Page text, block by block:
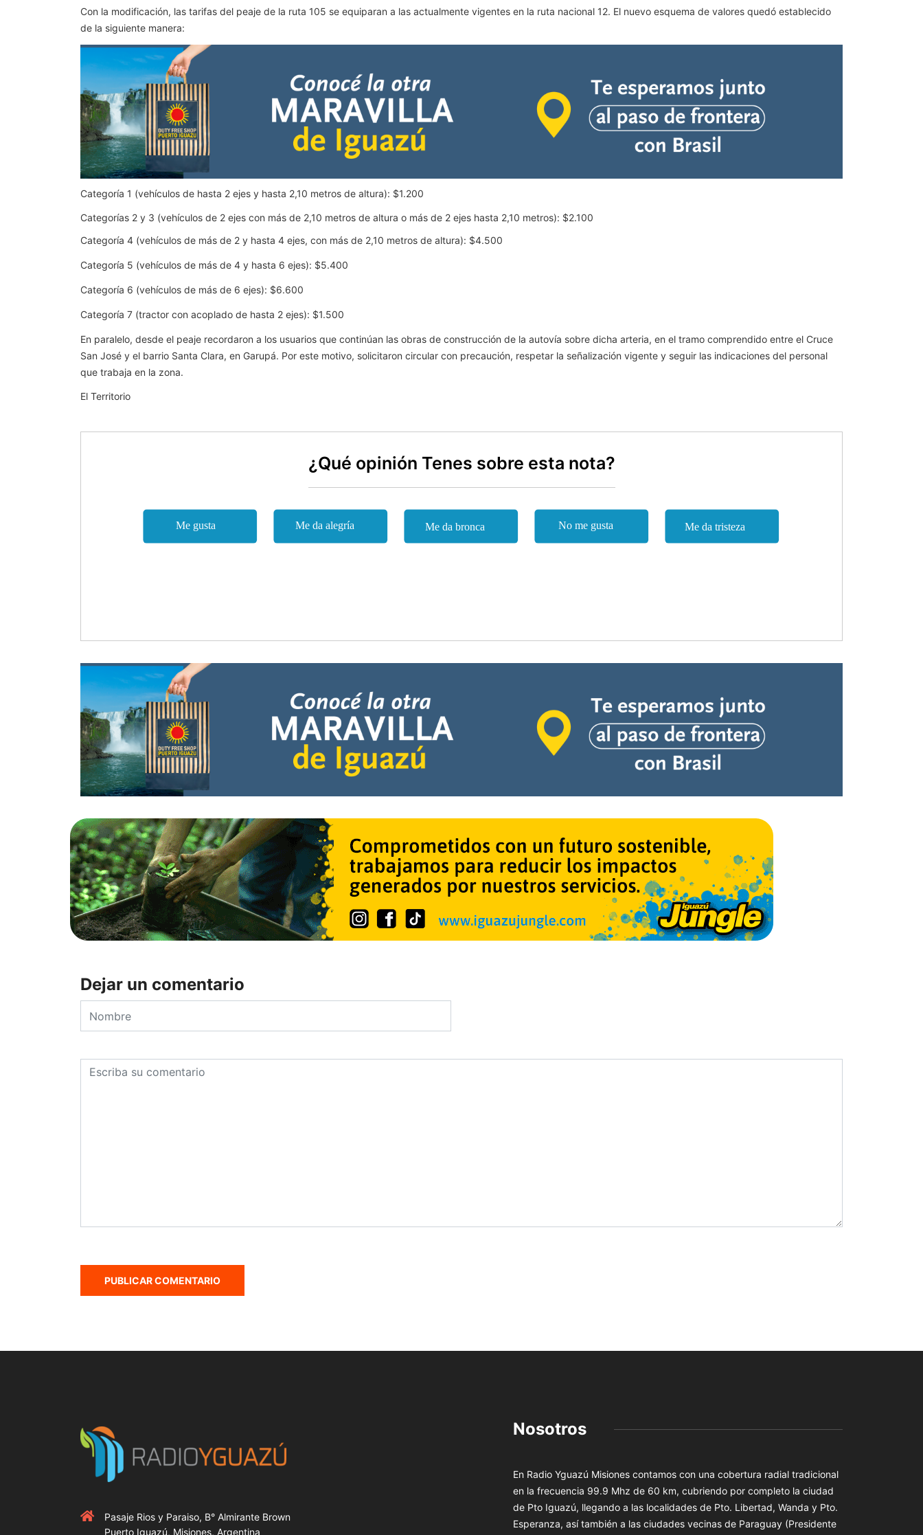
Con la modificación, las tarifas del peaje de la ruta 105 se equiparan a las actualmente vigentes en la ruta nacional 12. El nuevo esquema de valores quedó establecido
de la siguiente manera:
Categoría 1 (vehículos de hasta 2 ejes y hasta 2,10 metros de altura): $1.200
Categorías 2 y 3 (vehículos de 2 ejes con más de 2,10 metros de altura o más de 2 ejes hasta 2,10 metros): $2.100
Categoría 4 (vehículos de más de 2 y hasta 4 ejes, con más de 2,10 metros de altura): $4.500
Categoría 5 (vehículos de más de 4 y hasta 6 ejes): $5.400
Categoría 6 (vehículos de más de 6 ejes): $6.600
Categoría 7 (tractor con acoplado de hasta 2 ejes): $1.500
En paralelo, desde el peaje recordaron a los usuarios que continúan las obras de construcción de la autovía sobre dicha arteria, en el tramo comprendido entre el Cruce
San José y el barrio Santa Clara, en Garupá. Por este motivo, solicitaron circular con precaución, respetar la señalización vigente y seguir las indicaciones del personal
que trabaja en la zona.
El Territorio
¿Qué opinión Tenes sobre esta nota?
Dejar un comentario
Pasaje Rios y Paraiso, B° Almirante Brown
Puerto Iguazú, Misiones, Argentina
Nosotros
En Radio Yguazú Misiones contamos con una cobertura radial tradicional
en la frecuencia 99.9 Mhz de 60 km, cubriendo por completo la ciudad
de Pto Iguazú, llegando a las localidades de Pto. Libertad, Wanda y Pto.
Esperanza, así también a las ciudades vecinas de Paraguay (Presidente